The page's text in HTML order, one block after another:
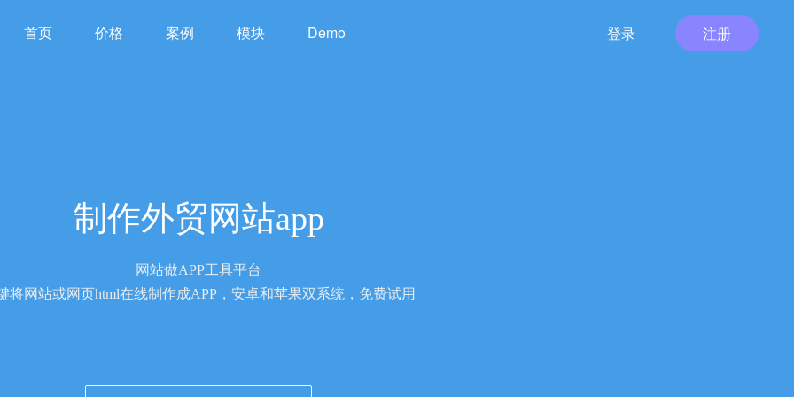
首页 价格 案例 模块 Demo 登录 注册
制作外贸网站app
网站做APP工具平台
将网站或网页html在线制作成APP，安卓和苹果双系统，免费试用